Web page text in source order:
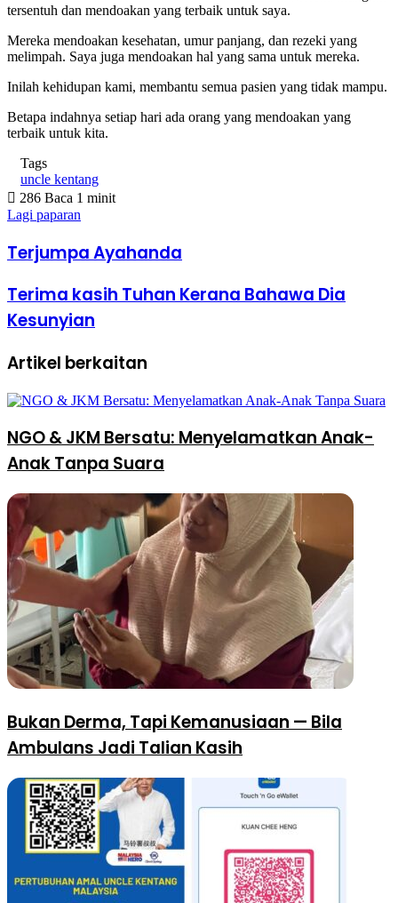
tersentuh dan mendoakan yang terbaik untuk saya.
Mereka mendoakan kesehatan, umur panjang, dan rezeki yang
melimpah. Saya juga mendoakan hal yang sama untuk mereka.
Inilah kehidupan kami, membantu semua pasien yang tidak mampu.
Betapa indahnya setiap hari ada orang yang mendoakan yang
terbaik untuk kita.
Tags
uncle kentang
286 Baca 1 minit
Lagi paparan
Terjumpa Ayahanda
Terima kasih Tuhan Kerana Bahawa Dia
Kesunyian
Artikel berkaitan
NGO & JKM Bersatu: Menyelamatkan Anak-
Anak Tanpa Suara
Bukan Derma, Tapi Kemanusiaan — Bila
Ambulans Jadi Talian Kasih